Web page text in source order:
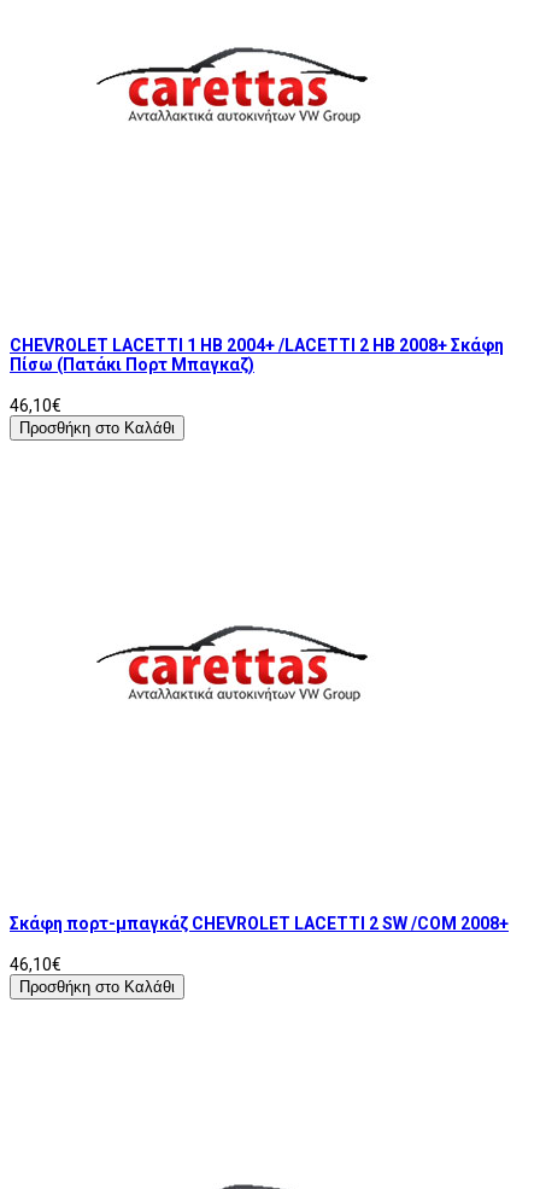
CHEVROLET LACETTI 1 HB 2004+ /LACETTI 2 HB 2008+ Σκάφη
Πίσω (Πατάκι Πορτ Μπαγκαζ)
46,10€
Προσθήκη στο Καλάθι
Σκάφη πορτ-μπαγκάζ CHEVROLET LACETTI 2 SW /COM 2008+
46,10€
Προσθήκη στο Καλάθι